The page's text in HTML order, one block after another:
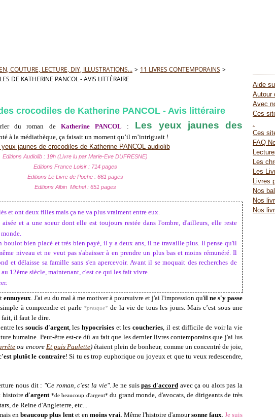
COUTURE, LECTURE, DIY, ILLUSTRATIONS... > 11 LIVRES CONTEMPORAINS >
DE KATHERINE PANCOL - AVIS LITTÉRAIRE
crocodiles de Katherine PANCOL - Avis littéraire
du roman de Katherine PANCOL :
Les yeux jaunes des
à la médiathèque, ça faisait un moment qu’il m’intriguait !
Editions Audiolib : 19h (Livre lu par Marie-Eve DUFRESNE)
Editions France Loisir : 714 pages
Editions Le Livre de Poche : 661 pages
Editions Albin Michel : 651 pages
et ont deux filles mais ça ne va plus vraiment entre eux.
et a une soeur dont elle est toujours restée dans l'ombre, d'ailleurs, elle reste
boulot bien placé et très bien payé, il y a deux ans, il ne travaille plus. Il pense qu'il
niveau et ne veut pas s'abaisser à en prendre un plus bas et moins rémunéré. Il
et délaisse sa famille sans s'en apercevoir. Avant il se moquait des recherches de
12ème siècle, maintenant, c'est ce qui les fait vivre.
ennuyeux. J'ai eu du mal à me motiver à poursuivre et j'ai l'impression qu'il ne s'y passe
à comprendre et parle *presque* de la vie de tous les jours. Mais c’est sous une
fait, il faut le dire.
les soucis d'argent, les hypocrisies et lescoucheries, il est difficile de voir la vie
humaine. Peut-être est-ce dû au fait que les dernier livres contemporains que j'ai lus
ou encore Et puis Paulette)étaient plein de bonheur, comme un concentré de joie,
plutôt le contraire! Si tu es trop euphorique ou joyeux et que tu veux redescendre,
nous dit : "Ce roman, c'est la vie". Je ne suispas d'accord avec ça ou alors pas la
histoired'argent *de beaucoup d'argent* du grand monde, d'avocats, de dirigeants de très
de Reine d'Angleterre, etc...
enbeaucoup plus lentet en moins vrai. Même l'histoire d'amoursonne faux.Je suis
Aide
Autour
Avec
Ces
.
Ces
FAQ
Les
Les
Livres
Nos
Nos
Nos